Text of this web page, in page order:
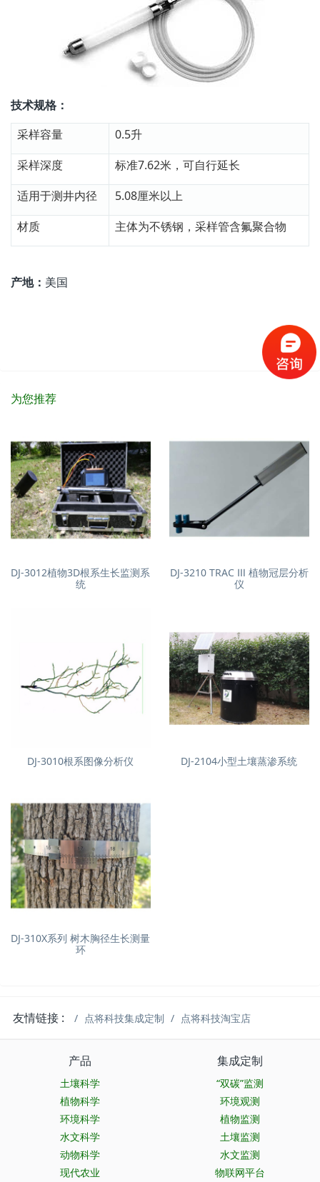
技术规格：
采样容量
0.5升
采样深度
标准7.62米，可自行延长
适用于测井内径
5.08厘米以上
材质
主体为不锈钢，采样管含氟聚合物
产地： 美国
为您推荐
DJ-3012植物3D根系生长监测系
统
DJ-3210 TRAC Ⅲ 植物冠层分析
仪
DJ-2104小型土壤蒸渗系统
DJ-3010根系图像分析仪
DJ-310X系列 树木胸径生长测量
环
友情链接 : 点将科技集成定制 点将科技淘宝店
产品
土壤科学
植物科学
环境科学
水文科学
动物科学
现代农业
集成定制
“双碳”监测
环境观测
植物监测
土壤监测
水文监测
物联网平台